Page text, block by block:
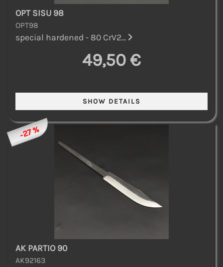
OPT SISU 98
OPT98
special hardened - 80 CrV2...
49,50 €
-27 %
AK PARTIO 90
AK92163